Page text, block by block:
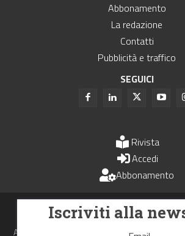
Abbonamento
La redazione
Contatti
Pubblicità e traffico
SEGUICI
Rivista
Accedi
Abbonamento
Uomini e Trasporti è un periodico associato
Periodica Italiana - USPI
Autorizzazione del Tribunale di Bologna
Iscriviti alla